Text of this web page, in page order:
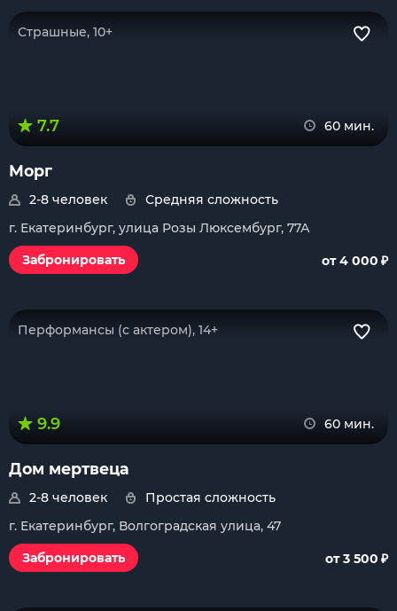
Страшные, 10+
7.7 60 мин.
Морг
2-8 человек
Средняя сложность
г. Екатеринбург, улица Розы Люксембург, 77А
Забронировать
от 4 000 ₽
Перформансы (с актером), 14+
9.9 60 мин.
Дом мертвеца
2-8 человек
Простая сложность
г. Екатеринбург, Волгоградская улица, 47
Забронировать
от 3 500 ₽